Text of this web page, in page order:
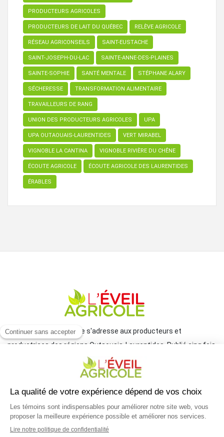
PRODUCTEURS AGRICOLES
PRODUCTEURS DE LAIT DU QUÉBEC RELÈVE AGRICOLE
RÉSEAU AGRICONSEILS SAINT-EUSTACHE
SAINT-JOSEPH-DU-LAC SAINTE-ANNE-DES-PLAINES
SAINTE-SOPHIE SANTÉ MENTALE STÉPHANE ALARY
SÉCHERESSE TRANSFORMATION ALIMENTAIRE
TRAVAILLEURS DE RANG
UNION DES PRODUCTEURS AGRICOLES UPA
UPA OUTAOUAIS-LAURENTIDES VERT MIRABEL
VIGNOBLE LA CANTINA VIGNOBLE RIVIÈRE DU CHÊNE
ÉCOUTE AGRICOLE ÉCOUTE AGRICOLE DES LAURENTIDES
ÉRABLES
Le journal L'Éveil agricole s'adresse aux producteurs et
productrices des régions Outaouais-Laurentides. Publié cinq fois
par année par le Groupe JCL, il traite de l'actualité et des grands
enjeux reliés à l'agriculture.
COORDONNÉES
mlemay@groupejcl.ca